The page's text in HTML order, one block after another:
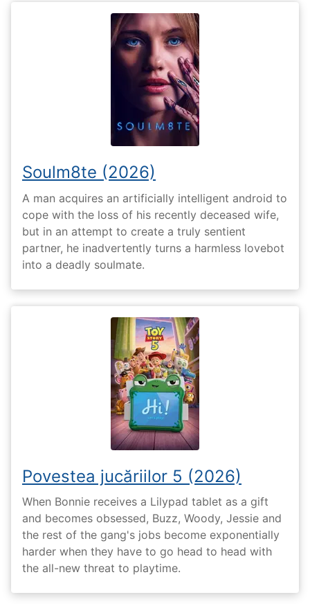
Soulm8te (2026)
A man acquires an artificially intelligent android to
cope with the loss of his recently deceased wife,
but in an attempt to create a truly sentient
partner, he inadvertently turns a harmless lovebot
into a deadly soulmate.
Povestea jucăriilor 5 (2026)
When Bonnie receives a Lilypad tablet as a gift
and becomes obsessed, Buzz, Woody, Jessie and
the rest of the gang's jobs become exponentially
harder when they have to go head to head with
the all-new threat to playtime.